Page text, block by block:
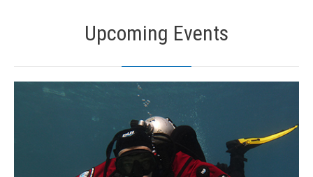
Upcoming Events